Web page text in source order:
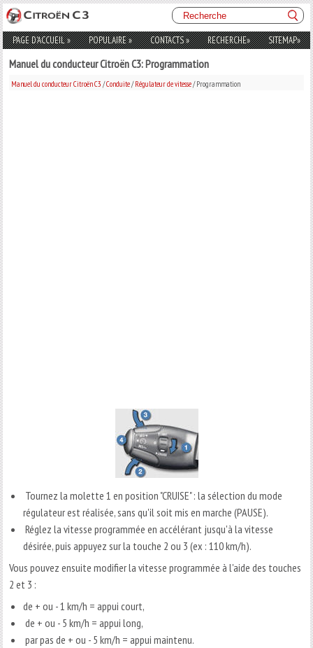
PAGE D'ACCUEIL» POPULAIRE» CONTACTS» RECHERCHE» SITEMAP»
Manuel du conducteur Citroën C3: Programmation
Manuel du conducteur Citroën C3 /Conduite/Régulateur de vitesse/ Programmation
Tournez la molette 1 en position "CRUISE" : la sélection du mode
régulateur est réalisée, sans qu'il soit mis en marche (PAUSE).
Réglez la vitesse programmée en accélérant jusqu'à la vitesse
désirée, puis appuyez sur la touche 2 ou 3 (ex : 110 km/h).
Vous pouvez ensuite modifier la vitesse programmée à l'aide des touches
2 et 3 :
de + ou - 1 km/h = appui court,
de + ou - 5 km/h = appui long,
par pas de + ou - 5 km/h = appui maintenu.